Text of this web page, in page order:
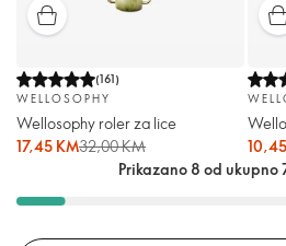
(161)
WELLOSOPHY
Wellosophy roler za lice
17,45 KM32,00 KM
Prikazano 8 od ukupno